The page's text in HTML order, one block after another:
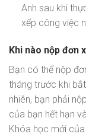
Anh sau khi
xếp công việc
Khi nào nộp đơn
Bạn có thể nộp
tháng trước khi
nhiên, bạn phải
của bạn hết hạn
Khóa học mới